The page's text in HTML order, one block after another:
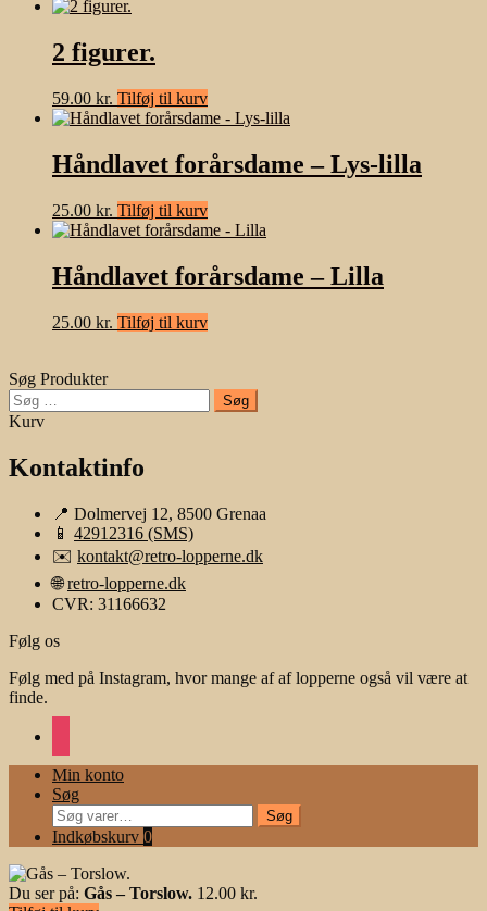
2 figurer.
59.00 kr. Tilføj til kurv
Håndlavet forårsdame – Lys-lilla
25.00 kr. Tilføj til kurv
Håndlavet forårsdame – Lilla
25.00 kr. Tilføj til kurv
Søg Produkter
Søg
efter:
Kurv
Kontaktinfo
📍 Dolmervej 12, 8500 Grenaa
📱 42912316 (SMS)
✉️ kontakt@retro-lopperne.dk
🌐retro-lopperne.dk
CVR: 31166632
Følg os
Følg med på Instagram, hvor mange af af lopperne også vil være at
finde.
Min konto
Søg
Søg
efter:
Søg
Indkøbskurv 0
Du ser på: Gås – Torslow. 12.00 kr.